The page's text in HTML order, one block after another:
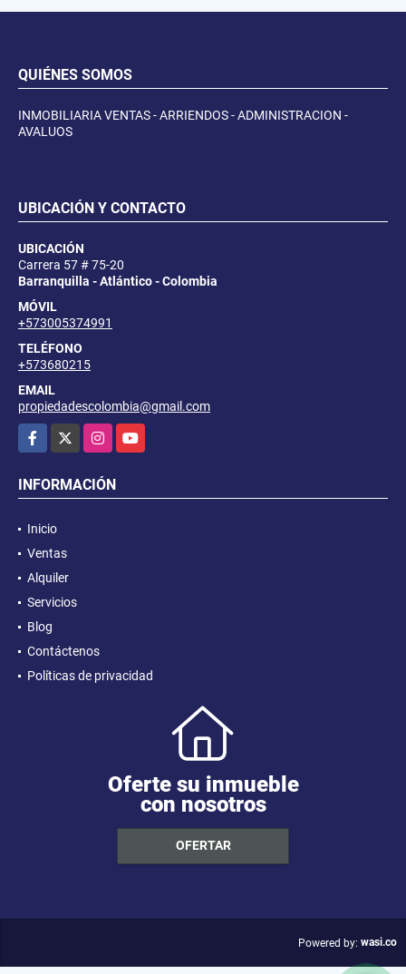
QUIÉNES SOMOS
INMOBILIARIA VENTAS - ARRIENDOS - ADMINISTRACION -
AVALUOS
UBICACIÓN Y CONTACTO
UBICACIÓN
Carrera 57 # 75-20
Barranquilla - Atlántico - Colombia
MÓVIL
+573005374991
TELÉFONO
+573680215
EMAIL
propiedadescolombia@gmail.com
Facebook
InstagramYouTube
INFORMACIÓN
Inicio
Ventas
Alquiler
Servicios
Blog
Contáctenos
Políticas de privacidad
Oferte su inmueble
con nosotros
OFERTAR
Powered by: wasi.co